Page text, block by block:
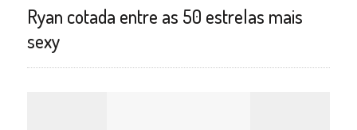
Ryan cotada entre as 50 estrelas mais
sexy